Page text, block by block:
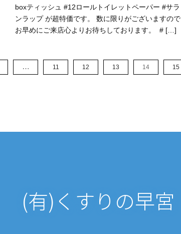
boxティッシュ #12ロールトイレットペーパー #サラ
ンラップ が超特価です。⁡ ⁡数に限りがございますので
お早めにご来店心よりお待ちしております。⁡ ⁡ # […]
… 11 12 13 14 15
(有)くすりの早宮